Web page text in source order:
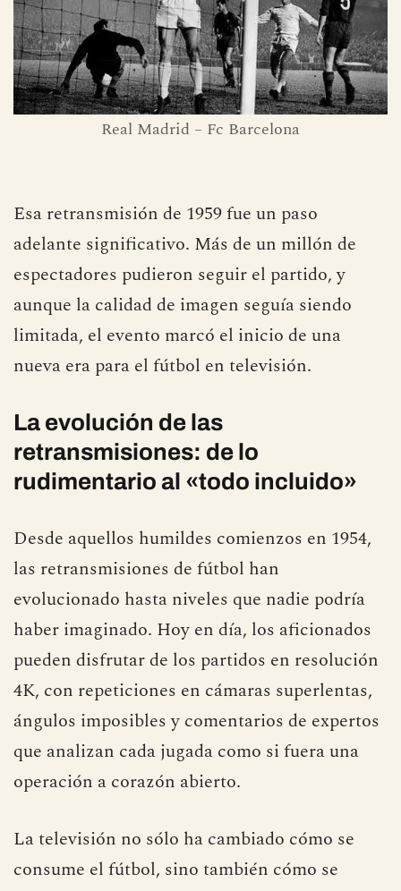
Esa retransmisión de 1959 fue un paso
adelante significativo. Más de un millón de
espectadores pudieron seguir el partido, y
aunque la calidad de imagen seguía siendo
nueva era para el fútbol en televisión.
La evolución de las
rudimentario al «todo incluido»
Desde aquellos humildes comienzos en 1954,
las retransmisiones de fútbol han
evolucionado hasta niveles que nadie podría
haber imaginado. Hoy en día, los aficionados
pueden disfrutar de los partidos en resolución
4K, con repeticiones en cámaras superlentas,
ángulos imposibles y comentarios de expertos
operación a corazón abierto.